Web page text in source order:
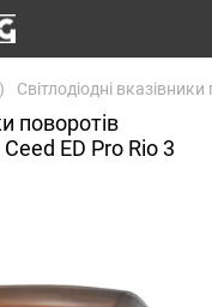
Світлодіодні
поворотів
ED Pro Rio 3